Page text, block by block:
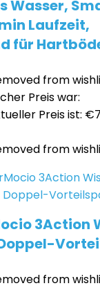
Wasser,
Laufzeit,
für
from
Preis war:
Preis ist:
from
3Action
from